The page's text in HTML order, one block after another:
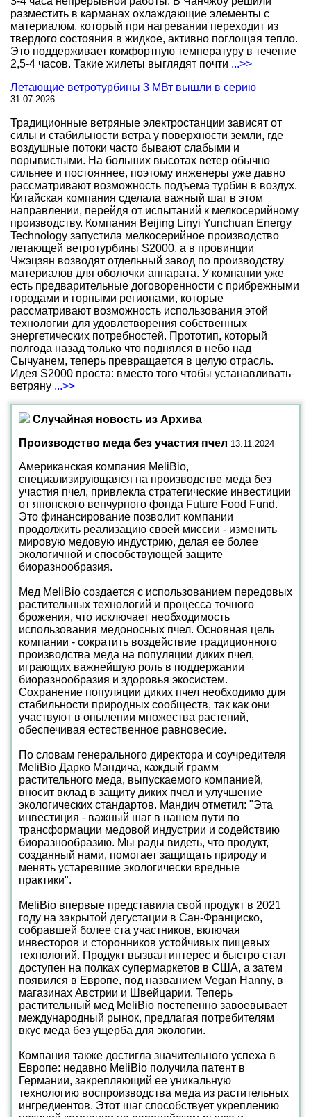
разместить в карманах охлаждающие элементы с
материалом, который при нагревании переходит из
твердого состояния в жидкое, активно поглощая тепло.
Это поддерживает комфортную температуру в течение
2,5-4 часов. Такие жилеты выглядят почти ...>>
Летающие ветротурбины 3 МВт вышли в серию
31.07.2026
Традиционные ветряные электростанции зависят от
силы и стабильности ветра у поверхности земли, где
воздушные потоки часто бывают слабыми и
порывистыми. На больших высотах ветер обычно
сильнее и постояннее, поэтому инженеры уже давно
рассматривают возможность подъема турбин в воздух.
Китайская компания сделала важный шаг в этом
направлении, перейдя от испытаний к мелкосерийному
производству. Компания Beijing Linyi Yunchuan Energy
Technology запустила мелкосерийное производство
летающей ветротурбины S2000, а в провинции
Чжэцзян возводят отдельный завод по производству
материалов для оболочки аппарата. У компании уже
есть предварительные договоренности с прибрежными
городами и горными регионами, которые
рассматривают возможность использования этой
технологии для удовлетворения собственных
энергетических потребностей. Прототип, который
полгода назад только что поднялся в небо над
Сычуанем, теперь превращается в целую отрасль.
Идея S2000 проста: вместо того чтобы устанавливать
ветряну ...>>
Случайная новость из Архива
Производство меда без участия пчел 13.11.2024
Американская компания MeliBio,
специализирующаяся на производстве меда без
участия пчел, привлекла стратегические инвестиции
от японского венчурного фонда Future Food Fund.
Это финансирование позволит компании
продолжить реализацию своей миссии - изменить
мировую медовую индустрию, делая ее более
экологичной и способствующей защите
биоразнообразия.
Мед MeliBio создается с использованием передовых
растительных технологий и процесса точного
брожения, что исключает необходимость
использования медоносных пчел. Основная цель
компании - сократить воздействие традиционного
производства меда на популяции диких пчел,
играющих важнейшую роль в поддержании
биоразнообразия и здоровья экосистем.
Сохранение популяции диких пчел необходимо для
стабильности природных сообществ, так как они
участвуют в опылении множества растений,
обеспечивая естественное равновесие.
По словам генерального директора и соучредителя
MeliBio Дарко Мандича, каждый грамм
растительного меда, выпускаемого компанией,
вносит вклад в защиту диких пчел и улучшение
экологических стандартов. Мандич отметил: "Эта
инвестиция - важный шаг в нашем пути по
трансформации медовой индустрии и содействию
биоразнообразию. Мы рады видеть, что продукт,
созданный нами, помогает защищать природу и
менять устаревшие экологически вредные
практики".
MeliBio впервые представила свой продукт в 2021
году на закрытой дегустации в Сан-Франциско,
собравшей более ста участников, включая
инвесторов и сторонников устойчивых пищевых
технологий. Продукт вызвал интерес и быстро стал
доступен на полках супермаркетов в США, а затем
появился в Европе, под названием Vegan Hanny, в
магазинах Австрии и Швейцарии. Теперь
растительный мед MeliBio постепенно завоевывает
международный рынок, предлагая потребителям
вкус меда без ущерба для экологии.
Компания также достигла значительного успеха в
Европе: недавно MeliBio получила патент в
Германии, закрепляющий ее уникальную
технологию воспроизводства меда из растительных
ингредиентов. Этот шаг способствует укреплению